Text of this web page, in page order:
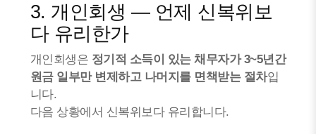
3. 개인회생 — 언제 신복위보
다 유리한가
개인회생은 정기적 소득이 있는 채무자가 3~5년간
원금 일부만 변제하고 나머지를 면책받는 절차입
니다.
다음 상황에서 신복위보다 유리합니다.